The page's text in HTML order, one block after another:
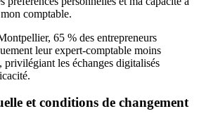
comptable.
65 % des entrepreneurs
leur expert-comptable moins
privilégiant les échanges digitalisés
et conditions de changement